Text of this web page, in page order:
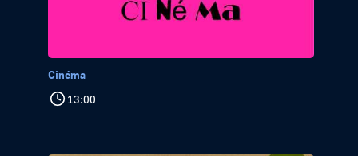
Cinéma
13:00